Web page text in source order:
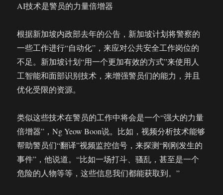
AI技术是警员的力量倍增器
根据新加坡内政部去年的公告，新加坡计划将警察的
一些工作进行“自动化”，来应对公共安全工作岗位的
不足。新加坡计划“用一个更加有效的方式”来使用人
工智能和面部识别技术，来增强警员们的能力，并且
优化受限的资源。
类似这些技术在警员的工作中将会是一个“强大的力量
倍增器”，Ng Yeow Boon说。比如，视频分析技术能够
帮助警员们“翻译”视频监控信号，来探测“刚刚发生的
事件”，他说道。“比如一场打斗、骚乱，甚至是一个
危险的人物等等，这些信息我们都能获取到。”